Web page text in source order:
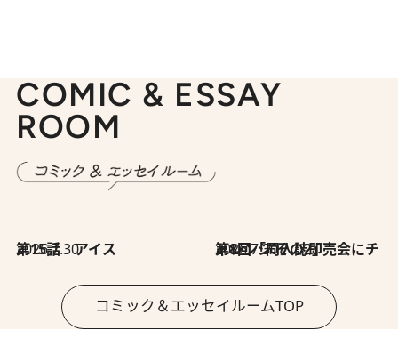
COMIC & ESSAY
ROOM
2026.7.30
第15話 アイス 2026.7.30
第8回「同人誌即売会にチャレンジ その2」
コミック＆エッセイルームTOP